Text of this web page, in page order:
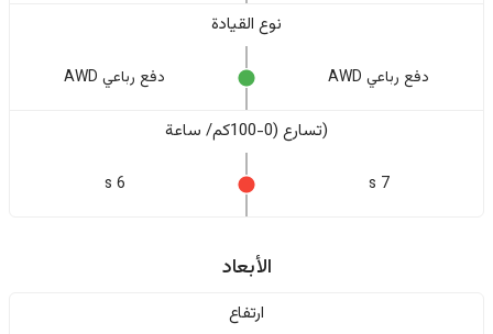
نوع القيادة
دفع رباعي AWD دفع رباعي AWD
(تسارع (0-100كم/ ساعة
7 s
6 s
الأبعاد
ارتفاع